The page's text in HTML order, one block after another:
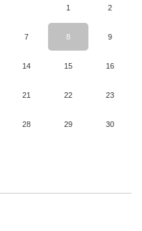
1 2
7 8 9
14 15 16
21 22 23
28 29 30